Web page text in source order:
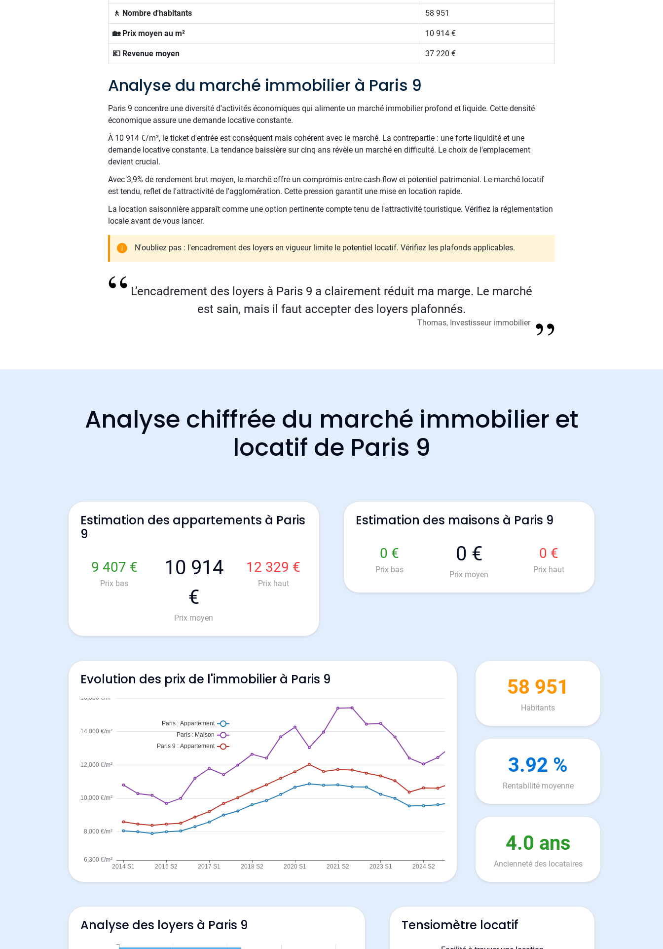
🚶 Nombre d'habitants 58 951
🏡 Prix moyen au m² 10 914 €
💶 Revenue moyen 37 220 €
Analyse du marché immobilier à Paris 9
Paris 9 concentre une diversité d'activités économiques qui alimente un marché immobilier profond et liquide. Cette densité
économique assure une demande locative constante.
À 10 914 €/m², le ticket d'entrée est conséquent mais cohérent avec le marché. La contrepartie : une forte liquidité et une
demande locative constante. La tendance baissière sur cinq ans révèle un marché en difficulté. Le choix de l'emplacement
devient crucial.
Avec 3,9% de rendement brut moyen, le marché offre un compromis entre cash-flow et potentiel patrimonial. Le marché locatif
est tendu, reflet de l'attractivité de l'agglomération. Cette pression garantit une mise en location rapide.
La location saisonnière apparaît comme une option pertinente compte tenu de l'attractivité touristique. Vérifiez la réglementation
locale avant de vous lancer.
N'oubliez pas : l'encadrement des loyers en vigueur limite le potentiel locatif. Vérifiez les plafonds applicables.
L’encadrement des loyers à Paris 9 a clairement réduit ma marge. Le marché
est sain, mais il faut accepter des loyers plafonnés.
Thomas, Investisseur immobilier
Analyse chiffrée du marché immobilier et
locatif de Paris 9
Estimation des appartements à Paris
9
9 407 €
Prix bas
10 914
€
Prix moyen
12 329 €
Prix haut
Estimation des maisons à Paris 9
0 €
Prix bas
0 €
Prix moyen
0 €
Prix haut
Evolution des prix de l'immobilier à Paris 9 58 951
Habitants
3.92 %
Rentabilité moyenne
4.0 ans
Ancienneté des locataires
Analyse des loyers à Paris 9 Tensiomètre locatif